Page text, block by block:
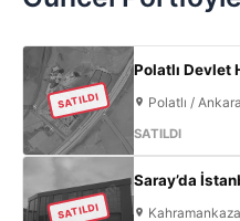
SATILDI Polatlı / Ankara
SATILDI
SATILDI